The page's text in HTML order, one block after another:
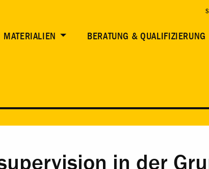
MATERIALIEN BERATUNG & QUALIFIZIERUNG
in der